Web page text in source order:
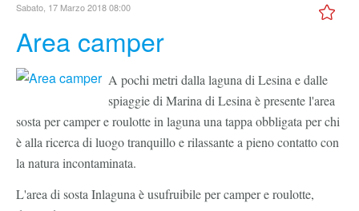
Sabato, 17 Marzo 2018 08:00
Area camper
A pochi metri dalla laguna di Lesina e dalle
spiaggie di Marina di Lesina è presente l'area
sosta per camper e roulotte in laguna una tappa obbligata per chi
è alla ricerca di luogo tranquillo e rilassante a pieno contatto con
la natura incontaminata.
L'area di sosta Inlaguna è usufruibile per camper e roulotte,